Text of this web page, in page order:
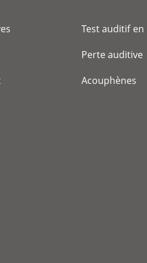
Test auditif en
Perte auditive
Acouphènes